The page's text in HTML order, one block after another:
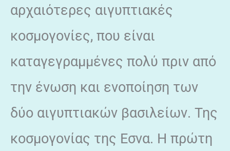
αρχαιότερες αιγυπτιακές
κοσμογονίες, που είναι
καταγεγραμμένες πολύ πριν από
την ένωση και ενοποίηση των
δύο αιγυπτιακών βασιλείων. Της
κοσμογονίας της Εσνα. Η πρώτη